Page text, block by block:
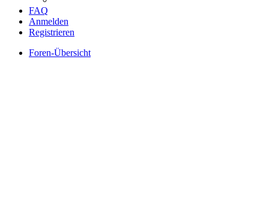
FAQ
Anmelden
Registrieren
Foren-Übersicht